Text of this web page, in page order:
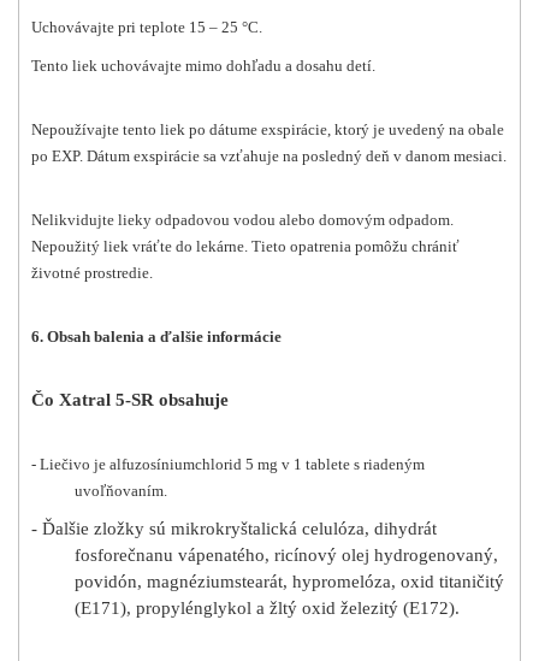
Uchovávajte pri teplote 15 – 25 °C.
Tento liek uchovávajte mimo dohľadu a dosahu detí.
Nepoužívajte tento liek po dátume exspirácie, ktorý je uvedený na obale
po EXP. Dátum exspirácie sa vzťahuje na posledný deň v danom mesiaci.
Nelikvidujte lieky odpadovou vodou alebo domovým odpadom.
Nepoužitý liek vráťte do lekárne. Tieto opatrenia pomôžu chrániť
životné prostredie.
6. Obsah balenia a ďalšie informácie
Čo Xatral 5-SR obsahuje
- Liečivo je alfuzosíniumchlorid 5 mg v 1 tablete s riadeným
uvoľňovaním.
- Ďalšie zložky sú mikrokryštalická celulóza, dihydrát
fosforečnanu vápenatého, ricínový olej hydrogenovaný,
povidón, magnéziumstearát, hypromelóza, oxid titaničitý
(E171), propylénglykol a žltý oxid železitý (E172).